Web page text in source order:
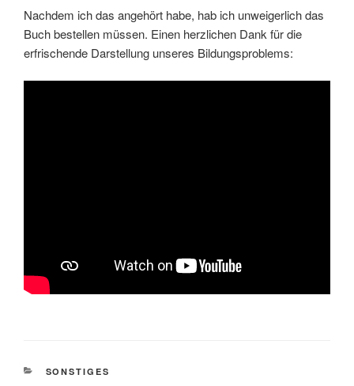
Nachdem ich das angehört habe, hab ich unweigerlich das
Buch bestellen müssen. Einen herzlichen Dank für die
erfrischende Darstellung unseres Bildungsproblems:
KATEGORIEN
SONSTIGES